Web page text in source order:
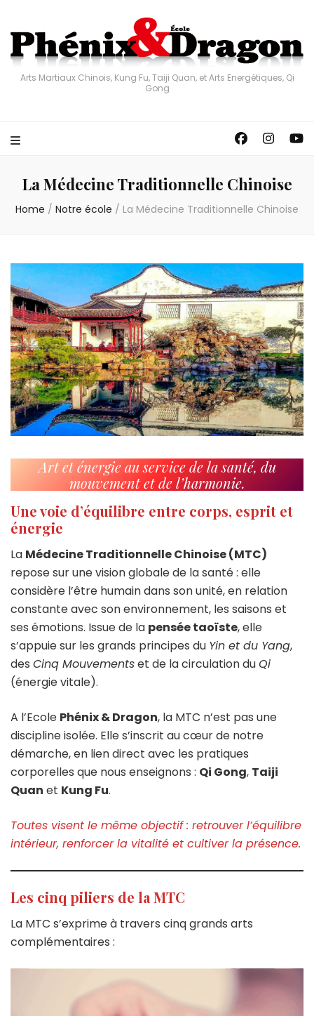
Arts Martiaux Chinois, Kung Fu, Taiji Quan, et Arts Energétiques, Qi
Gong
La Médecine Traditionnelle Chinoise
Home / Notre école / La Médecine Traditionnelle Chinoise
Art et énergie au service de la santé, du
mouvement et de l’harmonie.
Une voie d’équilibre entre corps, esprit et
énergie
La Médecine Traditionnelle Chinoise (MTC)
repose sur une vision globale de la santé : elle
considère l’être humain dans son unité, en relation
constante avec son environnement, les saisons et
ses émotions. Issue de la pensée taoïste, elle
s’appuie sur les grands principes du Yin et du Yang,
des Cinq Mouvementset de la circulation duQi
(énergie vitale).
A l’Ecole Phénix & Dragon, la MTC n’est pas une
discipline isolée. Elle s’inscrit au cœur de notre
démarche, en lien direct avec les pratiques
corporelles que nous enseignons : Qi Gong, Taiji
Quan et Kung Fu.
Toutes visent le même objectif : retrouver l’équilibre
intérieur, renforcer la vitalité et cultiver la présence.
Les cinq piliers de la MTC
La MTC s’exprime à travers cinq grands arts
complémentaires :